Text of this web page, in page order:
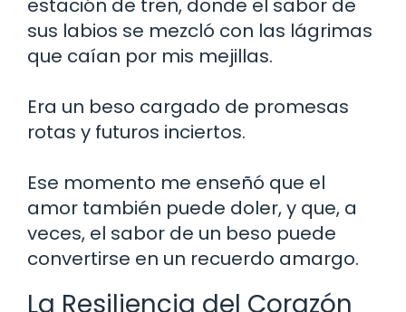
estación de tren, donde el sabor de
sus labios se mezcló con las lágrimas
que caían por mis mejillas.
Era un beso cargado de promesas
rotas y futuros inciertos.
Ese momento me enseñó que el
amor también puede doler, y que, a
veces, el sabor de un beso puede
convertirse en un recuerdo amargo.
La Resiliencia del Corazón